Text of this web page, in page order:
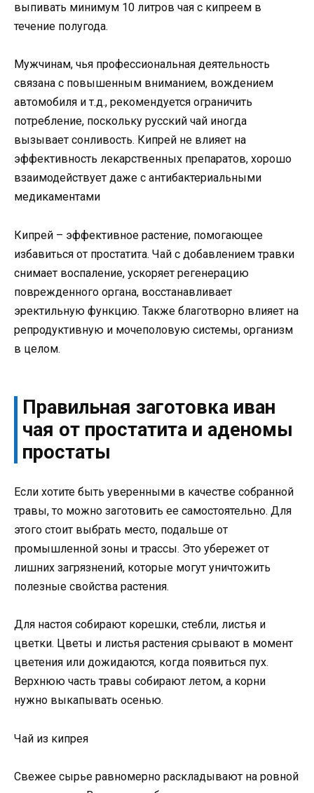
выпивать минимум 10 литров чая с кипреем в
течение полугода.
Мужчинам, чья профессиональная деятельность
связана с повышенным вниманием, вождением
автомобиля и т.д., рекомендуется ограничить
потребление, поскольку русский чай иногда
вызывает сонливость. Кипрей не влияет на
эффективность лекарственных препаратов, хорошо
взаимодействует даже с антибактериальными
медикаментами
Кипрей – эффективное растение, помогающее
избавиться от простатита. Чай с добавлением травки
снимает воспаление, ускоряет регенерацию
поврежденного органа, восстанавливает
эректильную функцию. Также благотворно влияет на
репродуктивную и мочеполовую системы, организм
в целом.
Правильная заготовка иван
чая от простатита и аденомы
простаты
Если хотите быть уверенными в качестве собранной
травы, то можно заготовить ее самостоятельно. Для
этого стоит выбрать место, подальше от
промышленной зоны и трассы. Это убережет от
лишних загрязнений, которые могут уничтожить
полезные свойства растения.
Для настоя собирают корешки, стебли, листья и
цветки. Цветы и листья растения срывают в момент
цветения или дожидаются, когда появиться пух.
Верхнюю часть травы собирают летом, а корни
нужно выкапывать осенью.
Чай из кипрея
Свежее сырье равномерно раскладывают на ровной